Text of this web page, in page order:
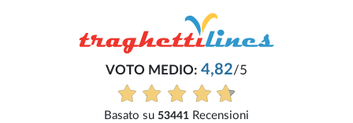
VOTO MEDIO: 4,82/5
Basato su 53441 Recensioni